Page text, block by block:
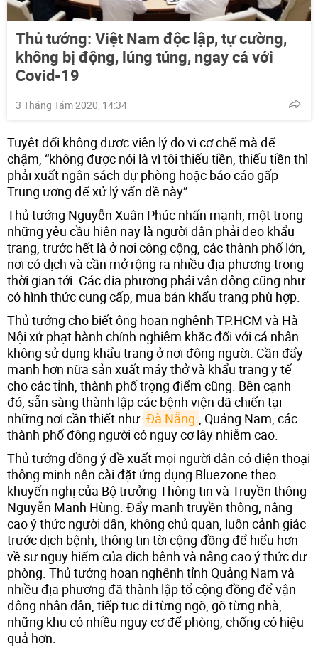
Thủ tướng: Việt Nam độc lập, tự cường,
không bị động, lúng túng, ngay cả với
Covid-19
3 Tháng Tám 2020, 14:34
Tuyệt đối không được viện lý do vì cơ chế mà để
chậm, “không được nói là vì tôi thiếu tiền, thiếu tiền thì
phải xuất ngân sách dự phòng hoặc báo cáo gấp
Trung ương để xử lý vấn đề này”.
Thủ tướng Nguyễn Xuân Phúc nhấn mạnh, một trong
những yêu cầu hiện nay là người dân phải đeo khẩu
trang, trước hết là ở nơi công cộng, các thành phố lớn,
nơi có dịch và cần mở rộng ra nhiều địa phương trong
thời gian tới. Các địa phương phải vận động cũng như
có hình thức cung cấp, mua bán khẩu trang phù hợp.
Thủ tướng cho biết ông hoan nghênh TP.HCM và Hà
Nội xử phạt hành chính nghiêm khắc đối với cá nhân
không sử dụng khẩu trang ở nơi đông người. Cần đẩy
mạnh hơn nữa sản xuất máy thở và khẩu trang y tế
cho các tỉnh, thành phố trọng điểm cũng. Bên cạnh
đó, sẵn sàng thành lập các bệnh viện dã chiến tại
những nơi cần thiết như Đà Nẵng , Quảng Nam, các
thành phố đông người có nguy cơ lây nhiễm cao.
Thủ tướng đồng ý đề xuất mọi người dân có điện thoại
thông minh nên cài đặt ứng dụng Bluezone theo
khuyến nghị của Bộ trưởng Thông tin và Truyền thông
Nguyễn Mạnh Hùng. Đẩy mạnh truyền thông, nâng
cao ý thức người dân, không chủ quan, luôn cảnh giác
trước dịch bệnh, thông tin tời cộng đồng để hiểu hơn
về sự nguy hiểm của dịch bệnh và nâng cao ý thức dự
phòng. Thủ tướng hoan nghênh tỉnh Quảng Nam và
nhiều địa phương đã thành lập tổ cộng đồng để vận
động nhân dân, tiếp tục đi từng ngõ, gõ từng nhà,
những khu có nhiều nguy cơ để phòng, chống có hiệu
quả hơn.